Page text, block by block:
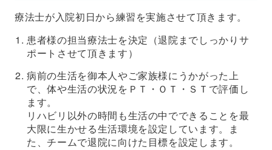
療法士が入院初日から練習を実施させて頂きます。
患者様の担当療法士を決定（退院までしっかりサ
ポートさせて頂きます）
病前の生活を御本人やご家族様にうかがった上
で、体や生活の状況をＰＴ・ＯＴ・ＳＴで評価し
ます。
リハビリ以外の時間も生活の中でできることを最
大限に生かせる生活環境を設定しています。ま
た、チームで退院に向けた目標を設定します。